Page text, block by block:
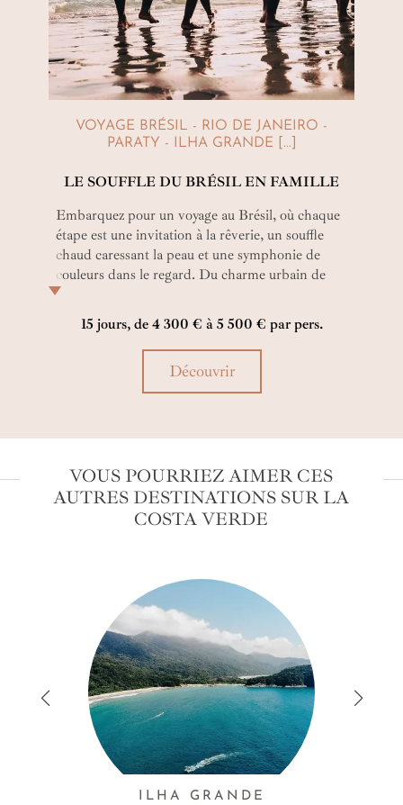
VOYAGE BRÉSIL - RIO DE JANEIRO -
PARATY - ILHA GRANDE [...]
LE SOUFFLE DU BRÉSIL EN FAMILLE
Embarquez pour un voyage au Brésil, où chaque
étape est une invitation à la rêverie, un souffle
chaud caressant la peau et une symphonie de
couleurs dans le regard. Du charme urbain de
Rio aux trésors préservés d’Ilha Grande, laissez-
vous porter par une aventure riche en émotions,
saveurs et paysages enchanteurs.
15 jours, de 4 300 € à 5 500 € par pers.
Découvrir
VOUS POURRIEZ AIMER CES
AUTRES DESTINATIONS SUR LA
COSTA VERDE
ILHA GRANDE